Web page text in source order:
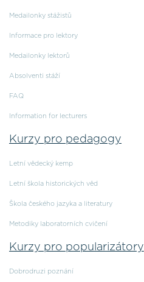
Medailonky stážistů
Informace pro lektory
Medailonky lektorů
Absolventi stáží
FAQ
Information for lecturers
Kurzy pro pedagogy
Letní vědecký kemp
Letní škola historických věd
Škola českého jazyka a literatury
Metodiky laboratorních cvičení
Kurzy pro popularizátory
Dobrodruzi poznání